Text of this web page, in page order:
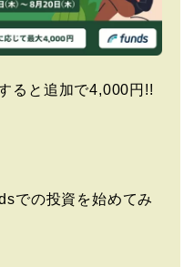
ると追加で4,000円!!
での投資を始めてみ